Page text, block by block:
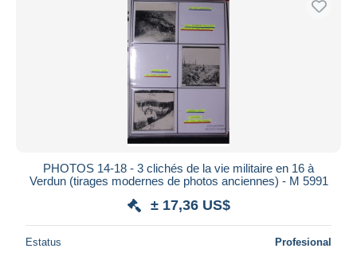
Métodos de pago
Transferencia bancaria
Mastercard
Bancontact
Maestro
PHOTOS 14-18 - 3 clichés de la vie militaire en 16 à
Verdun (tirages modernes de photos anciennes) - M 5991
± 17,36 US$
Estatus Profesional